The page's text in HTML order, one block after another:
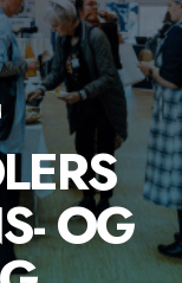
OG